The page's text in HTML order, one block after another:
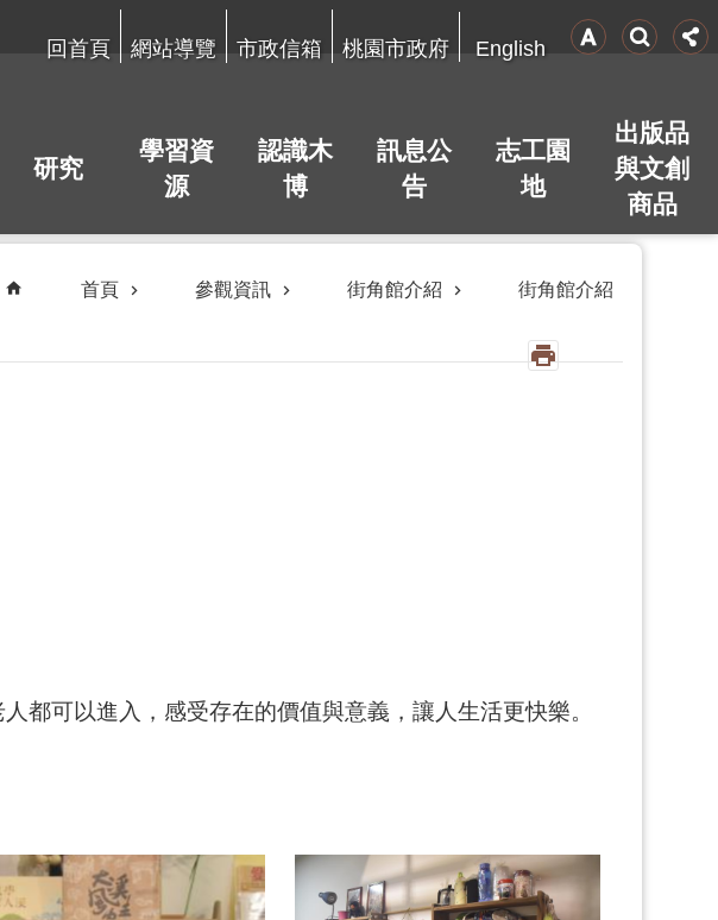
回首頁
網站導覽 市政信箱 桃園市政府 English
研究
學習資
源
認識木
博
訊息公
告
志工園
地
出版品
與文創
商品
首頁 參觀資訊 街角館介紹 街角館介紹
都可以進入，感受存在的價值與意義，讓人生活更快樂。